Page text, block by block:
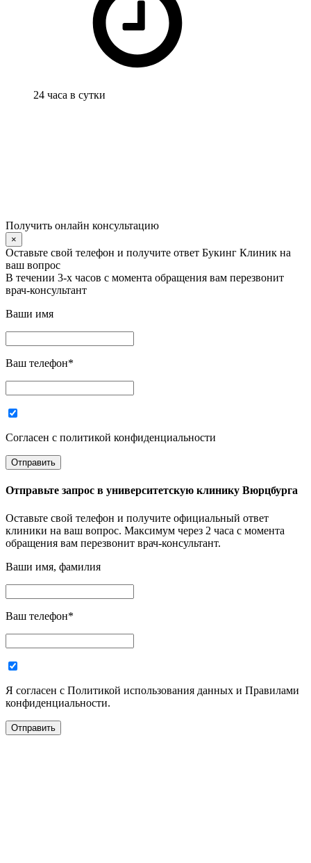
24 часа в сутки
Получить онлайн консультацию
×
Оставьте свой телефон и получите ответ Букинг Клиник на
ваш вопрос
В течении 3-х часов с момента обращения вам перезвонит
врач-консультант
Ваши имя
Ваш телефон*
Согласен с политикой конфиденциальности
Отправьте запрос в университетскую клинику Вюрцбурга
Оставьте свой телефон и получите официальный ответ
клиники на ваш вопрос. Максимум через 2 часа с момента
обращения вам перезвонит врач-консультант.
Ваши имя, фамилия
Ваш телефон*
Я согласен с Политикой использования данных и Правилами
конфиденциальности.